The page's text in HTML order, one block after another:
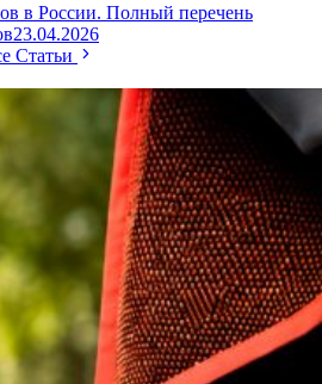
в России. Полный перечень
23.04.2026
Статьи